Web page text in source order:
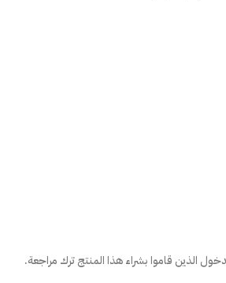
الذين قاموا بشراء هذا المنتج ترك مراجعة.